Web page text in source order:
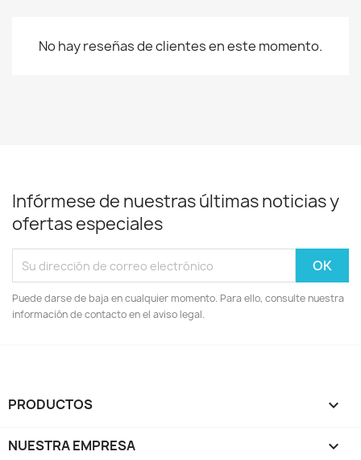
No hay reseñas de clientes en este momento.
Infórmese de nuestras últimas noticias y
ofertas especiales
Puede darse de baja en cualquier momento. Para ello, consulte nuestra
información de contacto en el aviso legal.
PRODUCTOS 
NUESTRA EMPRESA 